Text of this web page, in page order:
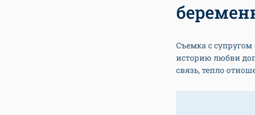
Съемка с
историю любви
связь, тепло